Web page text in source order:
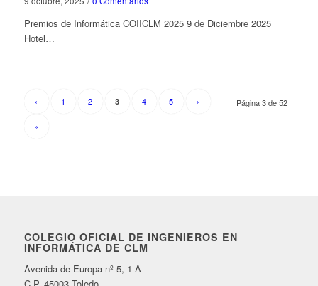
Premios de Informática COIICLM 2025 9 de Diciembre 2025
Hotel…
Página 3 de 52
‹ 1 2 3 4 5 ›
»
COLEGIO OFICIAL DE INGENIEROS EN
INFORMÁTICA DE CLM
Avenida de Europa nº 5, 1 A